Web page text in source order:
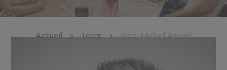
Accueil Team Jean-Michel Amaré